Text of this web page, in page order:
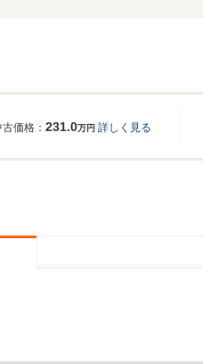
価格： 231.0万円 詳しく見る